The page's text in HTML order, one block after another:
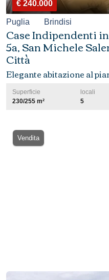
€ 240.000
Puglia Brindisi
Case Indipendenti
5a, San Michele
Città
Elegante abitazione al
Superficie
230/255 m²
locali
5
Vendita